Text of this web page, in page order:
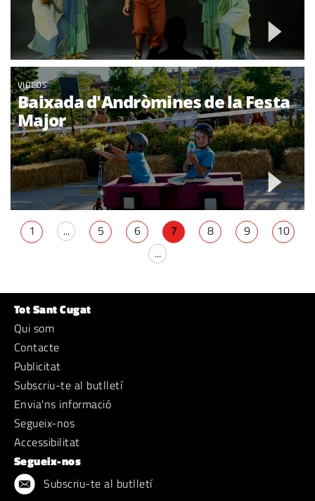
VIDEOS
Baixada d'Andròmines de la Festa
Major
1 ... 5 6 7 8 9
10
...
Tot Sant Cugat
Qui som
Contacte
Publicitat
Subscriu-te al butlletí
Envia'ns informació
Segueix-nos
Accessibilitat
Segueix-nos
Subscriu-te al butlletí